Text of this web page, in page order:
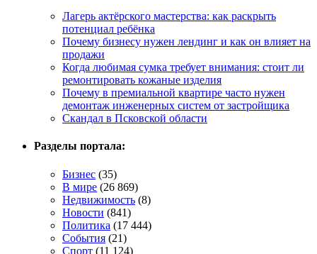
Лагерь актёрского мастерства: как раскрыть
потенциал ребёнка
Почему бизнесу нужен лендинг и как он влияет на
продажи
Когда любимая сумка требует внимания: стоит ли
ремонтировать кожаные изделия
Почему в премиальной квартире часто нужен
демонтаж инженерных систем от застройщика
Скандал в Псковской области
Разделы портала:
Бизнес (35)
В мире (26 869)
Недвижимость (8)
Новости (841)
Политика (17 444)
События (21)
Спорт (11 124)